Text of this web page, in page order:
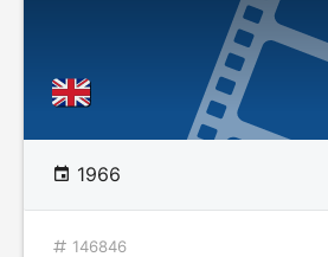
1966
146846